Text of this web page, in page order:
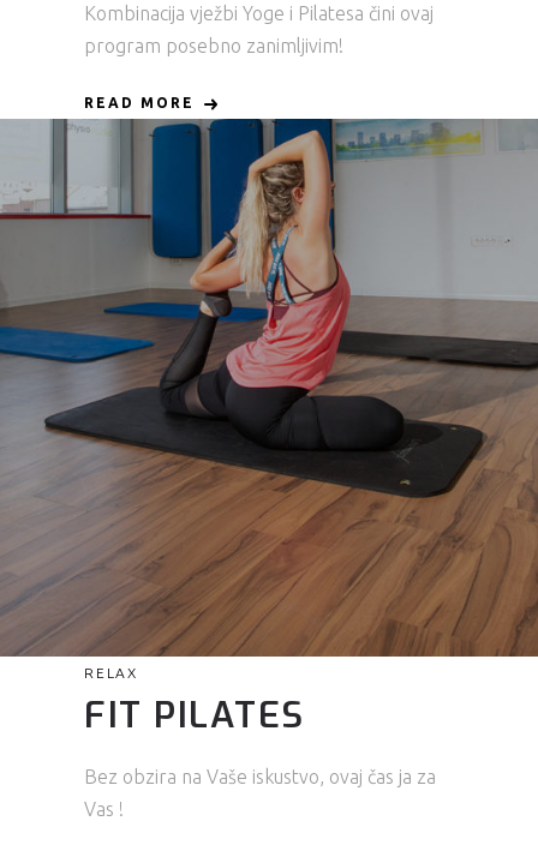
Kombinacija vježbi Yoge i Pilatesa čini ovaj
program posebno zanimljivim!
READ MORE
RELAX
FIT PILATES
Bez obzira na Vaše iskustvo, ovaj čas ja za
Vas !